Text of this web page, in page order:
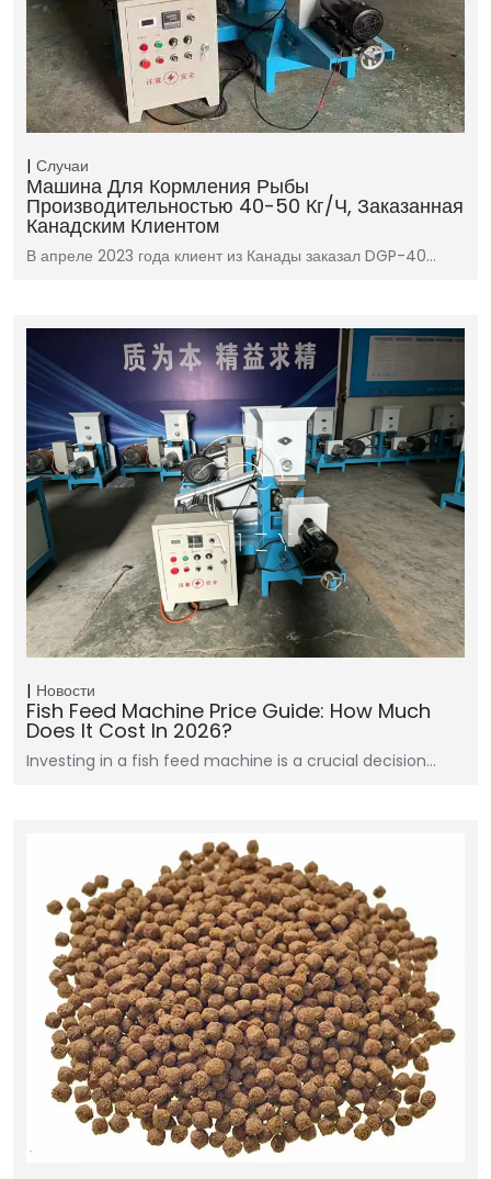
Случаи
Машина Для Кормления Рыбы
Производительностью 40-50 Кг/ч, Заказанная
Канадским Клиентом
В апреле 2023 года клиент из Канады заказал DGP-40…
Новости
Fish Feed Machine Price Guide: How Much
Does It Cost In 2026?
Investing in a fish feed machine is a crucial decision…